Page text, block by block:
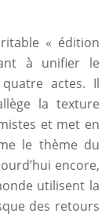
« édition
à unifier le
actes. Il
la texture
et met en
le thème du
encore,
utilisent la
des retours